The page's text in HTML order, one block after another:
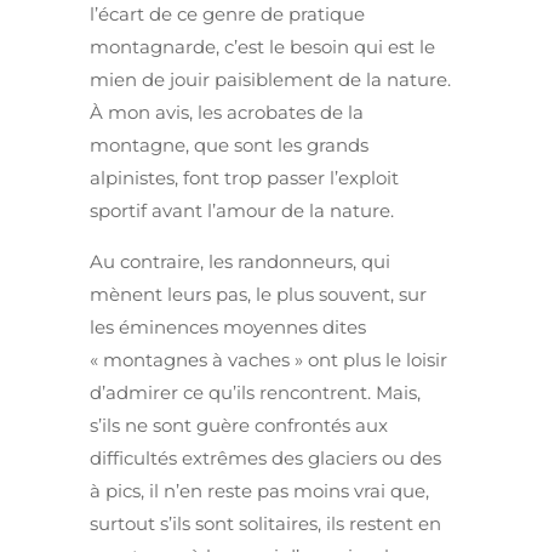
l’écart de ce genre de pratique
montagnarde, c’est le besoin qui est le
mien de jouir paisiblement de la nature.
À mon avis, les acrobates de la
montagne, que sont les grands
alpinistes, font trop passer l’exploit
sportif avant l’amour de la nature.
Au contraire, les randonneurs, qui
mènent leurs pas, le plus souvent, sur
les éminences moyennes dites
« montagnes à vaches » ont plus le loisir
d’admirer ce qu’ils rencontrent. Mais,
s’ils ne sont guère confrontés aux
difficultés extrêmes des glaciers ou des
à pics, il n’en reste pas moins vrai que,
surtout s’ils sont solitaires, ils restent en